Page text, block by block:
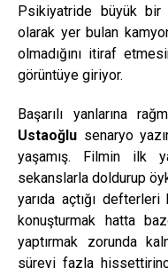
Psikiyatride büyük
olarak yer bulan
olmadığını itiraf
görüntüye giriyor.
Başarılı yanlarına
Ustaoğlu senaryo
yaşamış. Filmin ilk
sekanslarla doldurup
yarıda açtığı
konuşturmak hatta
yaptırmak zorunda
süreyi fazla